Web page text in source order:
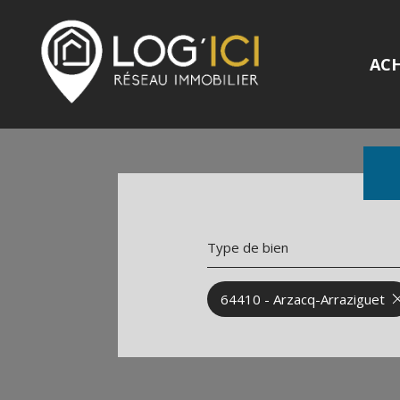
Type de bien
64410 - Arzacq-Arraziguet